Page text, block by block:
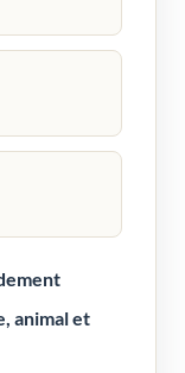
animal et